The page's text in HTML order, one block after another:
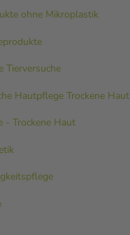
ohne Mikroplastik
Tierversuche
Hautpflege Trockene Haut
- Trockene Haut